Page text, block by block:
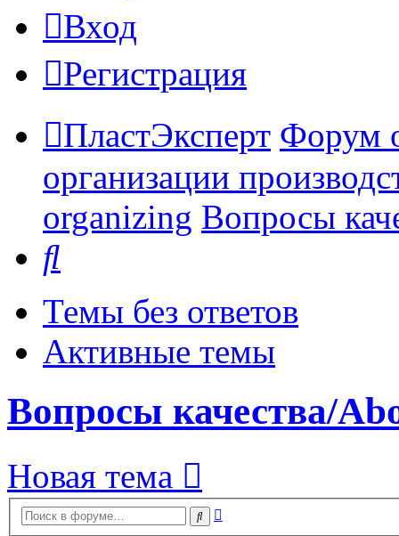
Вход
Регистрация
ПластЭксперт Форум
организации
organizing Вопросы
Темы без ответов
Активные темы
Вопросы качества/
Новая тема
Поиск